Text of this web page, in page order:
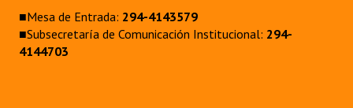
■Mesa de Entrada: 294-4143579
■Subsecretaría de Comunicación Institucional: 294-
4144703